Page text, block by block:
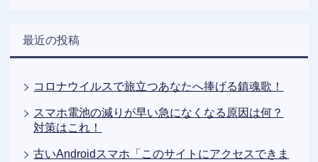
最近の投稿
コロナウイルスで旅立つあなたへ捧げる鎮魂歌！
スマホ電池の減りが早い急になくなる原因は何？
対策はこれ！
古いAndroidスマホ「このサイトにアクセスできま